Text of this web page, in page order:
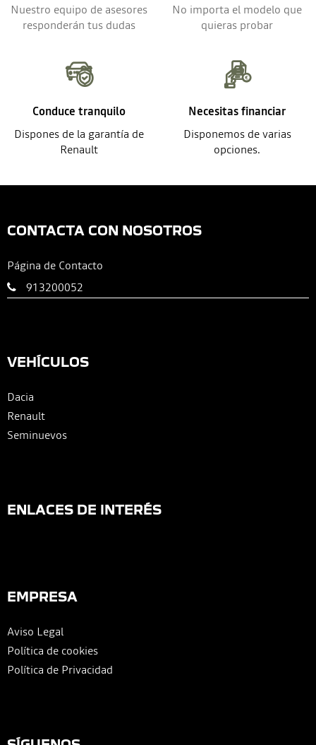
Nuestro equipo de asesores
responderán tus dudas
No importa el modelo que
quieras probar
Conduce tranquilo
Dispones de la garantía de
Renault
Necesitas financiar
Disponemos de varias
opciones.
CONTACTA CON NOSOTROS
Página de Contacto
913200052
VEHÍCULOS
Dacia
Renault
Seminuevos
ENLACES DE INTERÉS
EMPRESA
Aviso Legal
Política de cookies
Política de Privacidad